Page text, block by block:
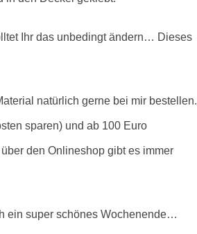
Ihr das unbedingt ändern… Dieses
natürlich gerne bei mir
sparen) und ab 100 Euro
den Onlineshop gibt es immer
ein super schönes Wochenende…